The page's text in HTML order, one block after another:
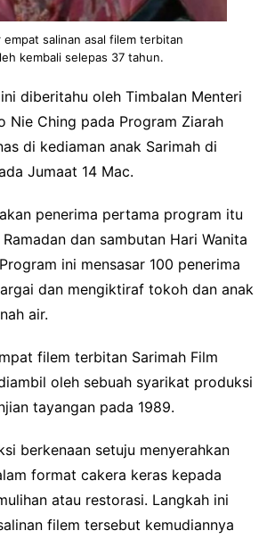
empat salinan asal filem terbitan
kembali selepas 37 tahun.
diberitahu oleh Timbalan Menteri
Nie Ching pada Program Ziarah
di kediaman anak Sarimah di
Jumaat 14 Mac.
penerima pertama program itu
dan sambutan Hari Wanita
ini mensasar 100 penerima
dan mengiktiraf tokoh dan anak
air.
filem terbitan Sarimah Film
oleh sebuah syarikat produksi
tayangan pada 1989.
berkenaan setuju menyerahkan
format cakera keras kepada
atau restorasi. Langkah ini
filem tersebut kemudiannya